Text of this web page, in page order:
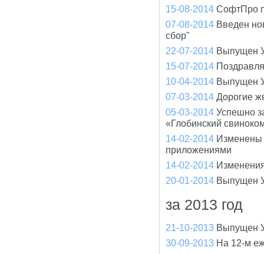
15-08-2014 СофтПро
07-08-2014 Введен
сбор"
22-07-2014 Выпущен
15-07-2014
10-04-2014 Выпущен
07-03-2014 Дорогие
05-03-2014 Успешно
«Глобинский
14-02-2014
приложениями
14-02-2014
20-01-2014 Выпущен
за 2013 год
21-10-2013 Выпущен
30-09-2013 На 12-м